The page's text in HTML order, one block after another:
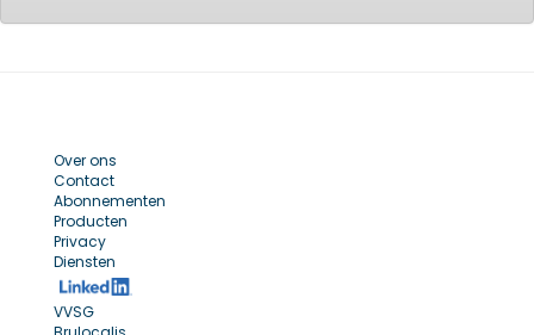
Over ons
Contact
Abonnementen
Producten
Privacy
Diensten
VVSG